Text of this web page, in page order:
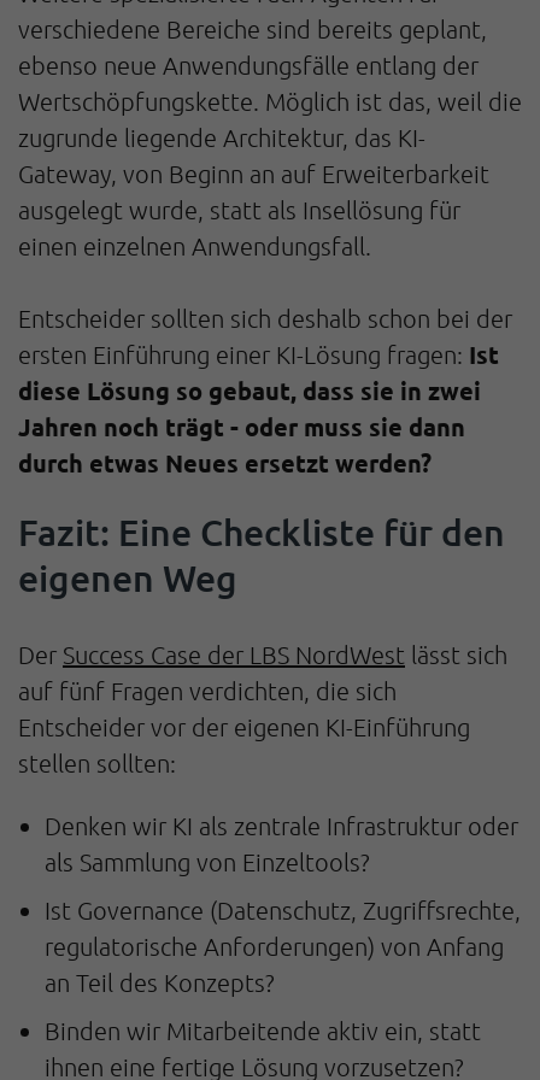
verschiedene Bereiche sind bereits geplant,
ebenso neue Anwendungsfälle entlang der
Wertschöpfungskette. Möglich ist das, weil die
zugrunde liegende Architektur, das KI-
Gateway, von Beginn an auf Erweiterbarkeit
ausgelegt wurde, statt als Insellösung für
einen einzelnen Anwendungsfall.
Entscheider sollten sich deshalb schon bei der
ersten Einführung einer KI-Lösung fragen: Ist
diese Lösung so gebaut, dass sie in zwei
Jahren noch trägt - oder muss sie dann
durch etwas Neues ersetzt werden?
Fazit: Eine Checkliste für den
eigenen Weg
Der Success Case der LBS NordWest lässt sich
auf fünf Fragen verdichten, die sich
Entscheider vor der eigenen KI-Einführung
stellen sollten:
Denken wir KI als zentrale Infrastruktur oder
als Sammlung von Einzeltools?
Ist Governance (Datenschutz, Zugriffsrechte,
regulatorische Anforderungen) von Anfang
an Teil des Konzepts?
Binden wir Mitarbeitende aktiv ein, statt
ihnen eine fertige Lösung vorzusetzen?